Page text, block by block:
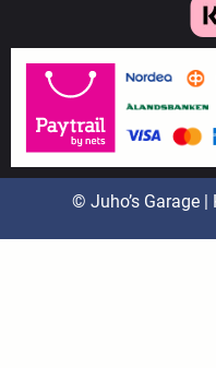
© Juho’s Garage